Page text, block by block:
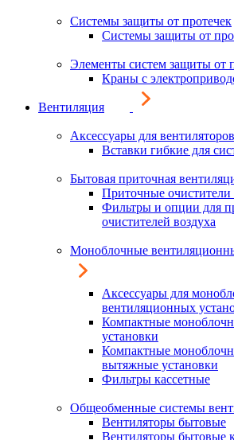
Системы защиты от протечек
Системы защиты от
Элементы систем защиты от
Краны с
Вентиляция
Аксессуары для вентиляторов
Вставки гибкие для
Бытовая приточная
Приточные очистители
Фильтры и опции для
очистителей воздуха
Моноблочные
Аксессуары для
вентиляционных
Компактные
установки
Компактные
вытяжные установки
Фильтры кассетные
Общеобменные системы
Вентиляторы бытовые
Вентиляторы бытовые